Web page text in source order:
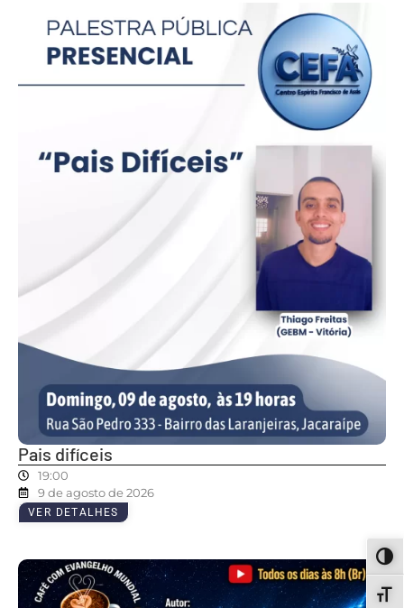
Pais difíceis
19:00
9 de agosto de 2026
VER DETALHES